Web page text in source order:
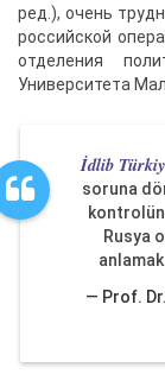
ред.), очень
российской
отделения
Университета
İdlib
soruna
Rusya
— Prof.